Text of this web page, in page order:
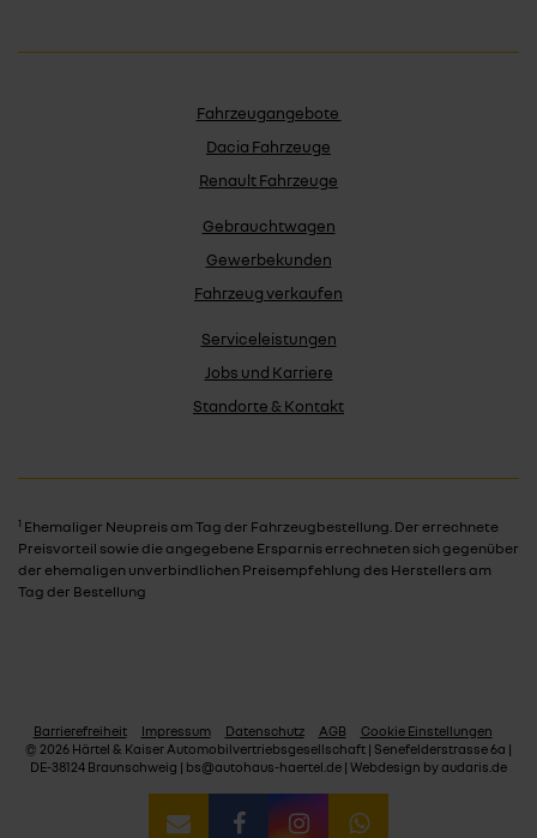
Fahrzeugangebote
Dacia Fahrzeuge
Renault Fahrzeuge
Gebrauchtwagen
Gewerbekunden
Fahrzeug verkaufen
Serviceleistungen
Jobs und Karriere
Standorte & Kontakt
1 Ehemaliger Neupreis am Tag der Fahrzeugbestellung. Der errechnete
Preisvorteil sowie die angegebene Ersparnis errechneten sich gegenüber
der ehemaligen unverbindlichen Preisempfehlung des Herstellers am
Tag der Bestellung
Barrierefreiheit Impressum Datenschutz AGB
Cookie Einstellungen
© 2026 Härtel & Kaiser Automobilvertriebsgesellschaft | Senefelderstrasse 6a |
DE-38124 Braunschweig | bs@autohaus-haertel.de | Webdesign by audaris.de